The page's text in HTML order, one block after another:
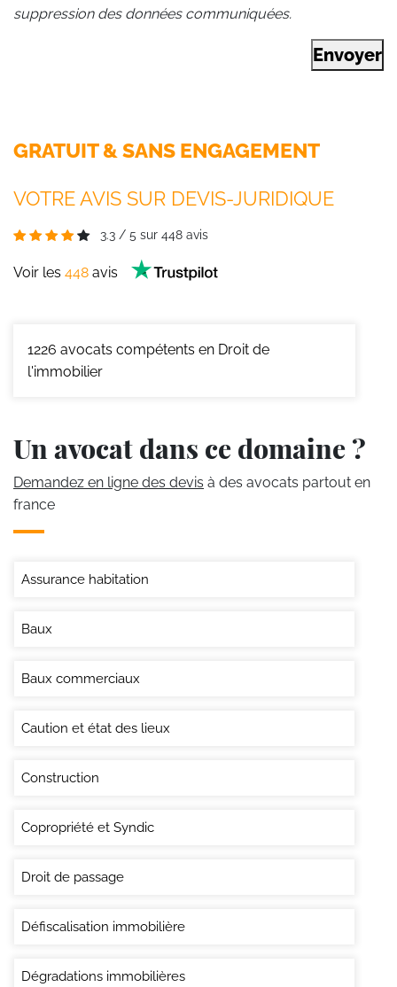
suppression des données communiquées.
Envoyer
GRATUIT & SANS ENGAGEMENT
VOTRE AVIS SUR DEVIS-JURIDIQUE
3.3 / 5 sur 448 avis
Voir les 448 avis
1226 avocats compétents en Droit de
l'immobilier
Un avocat dans ce domaine ?
Demandez en ligne des devis à des avocats partout en
france
Assurance habitation
Baux
Baux commerciaux
Caution et état des lieux
Construction
Copropriété et Syndic
Droit de passage
Défiscalisation immobilière
Dégradations immobilières